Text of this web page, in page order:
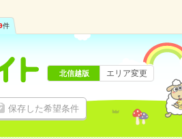
件
保存した希望条件
北信越版 エリア変更